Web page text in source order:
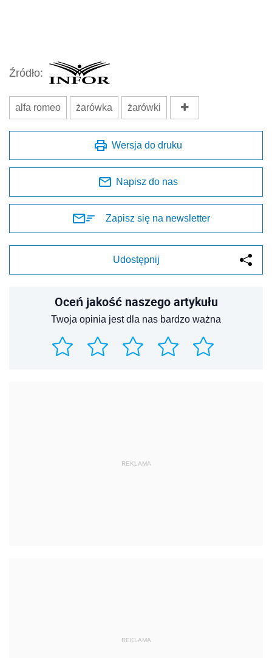
Źródło:
alfa romeo żarówka żarówki
Wersja do druku
Napisz do nas
Zapisz się na newsletter
Udostępnij
Oceń jakość naszego artykułu
Twoja opinia jest dla nas bardzo ważna
REKLAMA
REKLAMA